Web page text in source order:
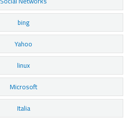
bing
Yahoo
linux
Microsoft
Italia